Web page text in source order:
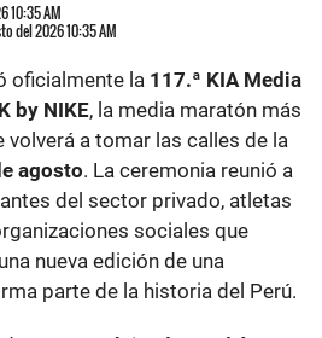
10:35 AM
del 2026 10:35 AM
oficialmente la 117.ª KIA Media
by NIKE, la media maratón más
volverá a tomar las calles de la
agosto. La ceremonia reunió a
del sector privado, atletas
sociales que
nueva edición de una
parte de la historia del Perú.